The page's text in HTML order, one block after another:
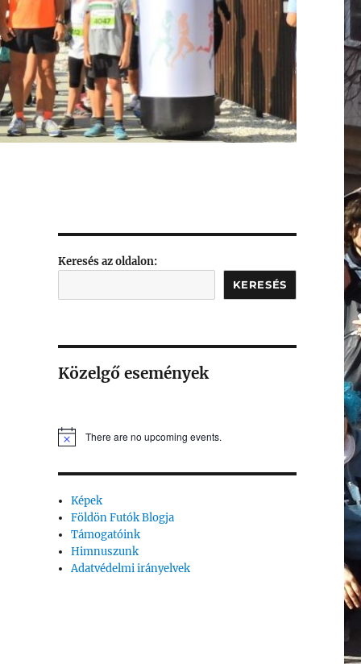
Keresés az oldalon:
KERESÉS
Közelgő események
There are no upcoming events.
Képek
Földön Futók Blogja
Támogatóink
Himnuszunk
Adatvédelmi irányelvek